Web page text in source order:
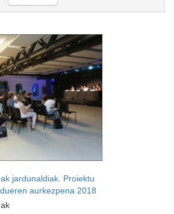
jardunaldiak. Proiektu
aurkezpena 2018